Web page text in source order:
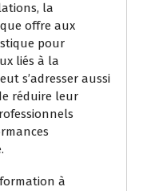
la
offre aux
pour
liés à la
s’adresser aussi
réduire leur
à